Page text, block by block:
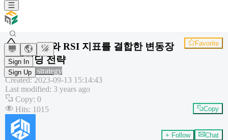
Sign In
Sign Up
MACD와 RSI 지표를 결합한 변동장
트레이딩 전략
Favorite
Common strategy
Created:2023-09-13 15:14:43
Last modified: 3 years ago
Copy: 0
Hits: 1015 Copy
+ Follow Chat